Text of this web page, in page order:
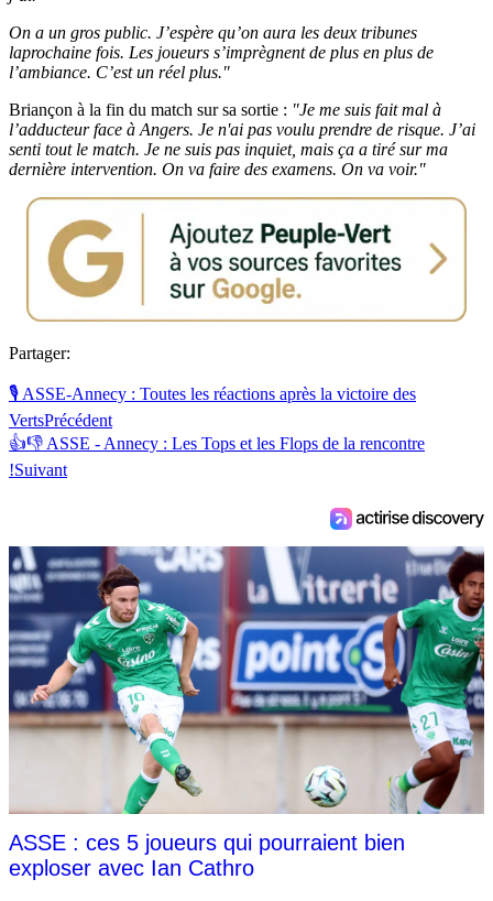
On a un gros public. J’espère qu’on aura les deux tribunes
laprochaine fois. Les joueurs s’imprègnent de plus en plus de
l’ambiance. C’est un réel plus."
Briançon à la fin du match sur sa sortie : "Je me suis fait mal à
l’adducteur face à Angers. Je n'ai pas voulu prendre de risque. J’ai
senti tout le match. Je ne suis pas inquiet, mais ça a tiré sur ma
dernière intervention. On va faire des examens. On va voir."
Partager:
🎙 ASSE-Annecy : Toutes les réactions après la victoire des
VertsPrécédent
👍👎 ASSE - Annecy : Les Tops et les Flops de la rencontre
!Suivant
ASSE : ces 5 joueurs qui pourraient bien
exploser avec Ian Cathro